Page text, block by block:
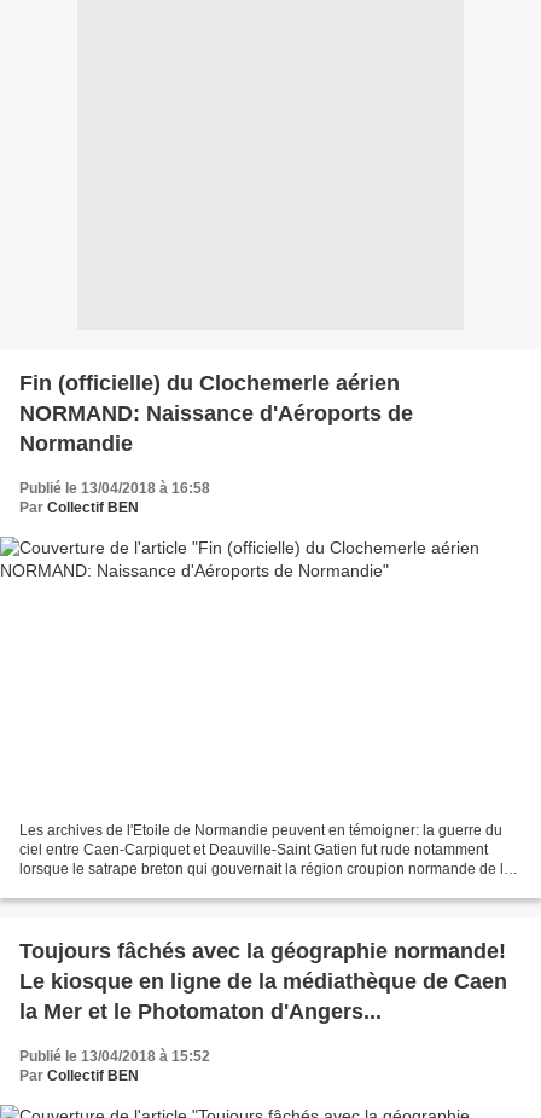
Fin (officielle) du Clochemerle aérien
NORMAND: Naissance d'Aéroports de
Normandie
Publié le 13/04/2018 à 16:58
Par Collectif BEN
Les archives de l'Etoile de Normandie peuvent en témoigner: la guerre du
ciel entre Caen-Carpiquet et Deauville-Saint Gatien fut rude notamment
lorsque le satrape breton qui gouvernait la région croupion normande de la
Toujours fâchés avec la géographie normande!
Le kiosque en ligne de la médiathèque de Caen
la Mer et le Photomaton d'Angers...
Publié le 13/04/2018 à 15:52
Par Collectif BEN